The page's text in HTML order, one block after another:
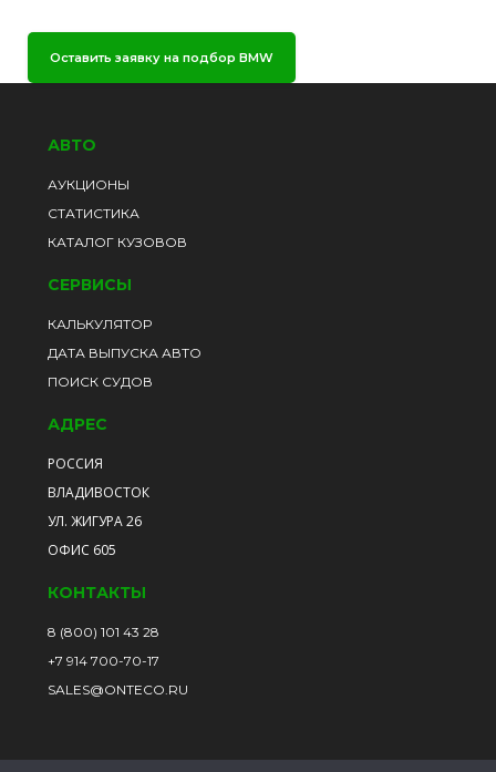
Оставить заявку на подбор BMW
АВТО
АУКЦИОНЫ
СТАТИСТИКА
КАТАЛОГ КУЗОВОВ
СЕРВИСЫ
КАЛЬКУЛЯТОР
ДАТА ВЫПУСКА АВТО
ПОИСК СУДОВ
АДРЕС
РОССИЯ
ВЛАДИВОСТОК
УЛ. ЖИГУРА 26
ОФИС 605
КОНТАКТЫ
8 (800) 101 43 28
+7 914 700-70-17
SALES@ONTECO.RU